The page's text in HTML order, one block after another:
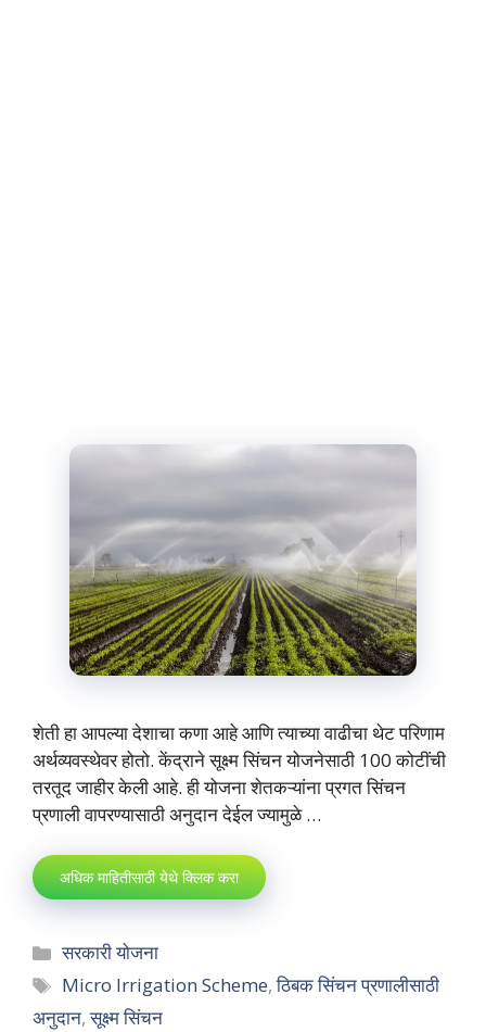
शेती हा आपल्या देशाचा कणा आहे आणि त्याच्या वाढीचा थेट परिणाम
अर्थव्यवस्थेवर होतो. केंद्राने सूक्ष्म सिंचन योजनेसाठी 100 कोटींची
तरतूद जाहीर केली आहे. ही योजना शेतकऱ्यांना प्रगत सिंचन
प्रणाली वापरण्यासाठी अनुदान देईल ज्यामुळे …
अधिक माहितीसाठी येथे क्लिक करा
Categories
सरकारी योजना
Tags
Micro Irrigation Scheme,ठिबक सिंचन प्रणालीसाठी
अनुदान,सूक्ष्म सिंचन